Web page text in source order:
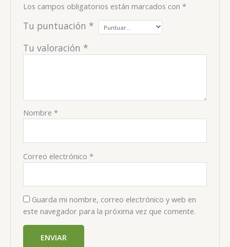
Los campos obligatorios están marcados con*
Tu puntuación *
Tu valoración *
Nombre*
Correo electrónico*
Guarda mi nombre, correo electrónico y web en
este navegador para la próxima vez que comente.